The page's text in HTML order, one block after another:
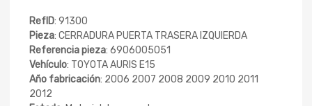
RefID: 91300
Pieza: CERRADURA PUERTA TRASERA IZQUIERDA
Referencia pieza: 6906005051
Vehículo: TOYOTA AURIS E15
Año fabricación: 2006 2007 2008 2009 2010 2011
2012